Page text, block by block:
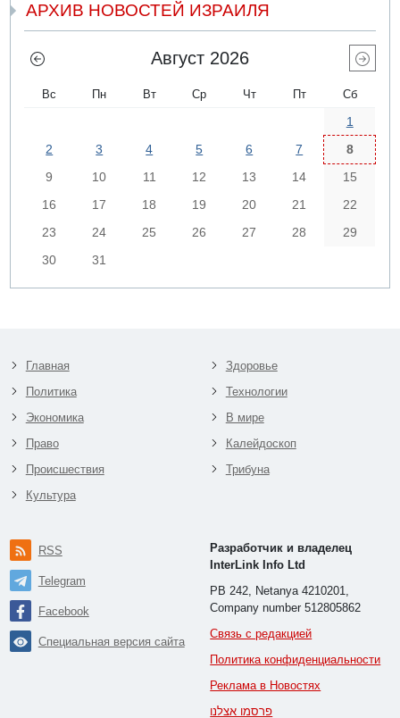
АРХИВ НОВОСТЕЙ ИЗРАИЛЯ
Август 2026
Вс Пн Вт Ср Чт Пт Сб
1
2
3 4 5 6 7
8
9
10 11 12 13 14
15
16
17 18 19 20 21
22
23
24 25 26 27 28
29
30
31
Главная
Политика
Экономика
Право
Происшествия
Культура
Здоровье
Технологии
В мире
Калейдоскоп
Трибуна
RSS
Telegram
Facebook
Специальная версия сайта
Разработчик и владелец
InterLink Info Ltd
PB 242, Netanya 4210201,
Company number 512805862
Связь с редакцией
Политика конфиденциальности
Реклама в Новостях
פרסמו אצלנו